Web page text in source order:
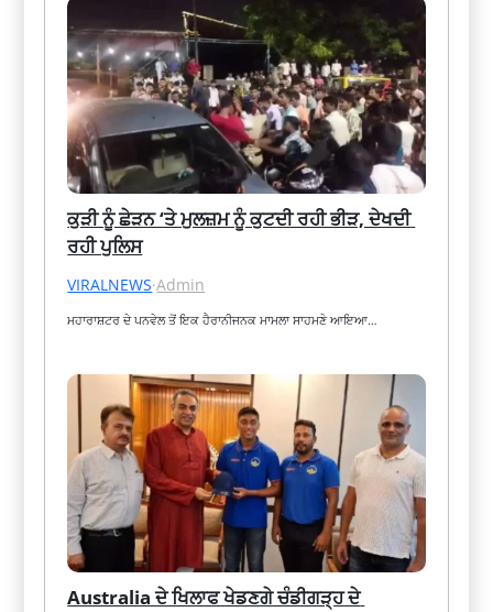
ਕੁੜੀ ਨੂੰ ਛੇੜਨ ‘ਤੇ ਮੁਲਜ਼ਮ ਨੂੰ ਕੁਟਦੀ ਰਹੀ ਭੀੜ, ਦੇਖਦੀ
ਰਹੀ ਪੁਲਿਸ
VIRALNEWS·Admin
ਮਹਾਰਾਸ਼ਟਰ ਦੇ ਪਨਵੇਲ ਤੋਂ ਇਕ ਹੈਰਾਨੀਜਨਕ ਮਾਮਲਾ ਸਾਹਮਣੇ ਆਇਆ…
Australia ਦੇ ਖਿਲਾਫ ਖੇਡਣਗੇ ਚੰਡੀਗੜ੍ਹ ਦੇ